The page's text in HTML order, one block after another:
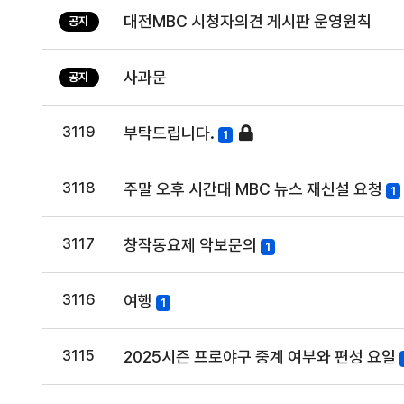
공지 대전MBC 시청자의견 게시판 운영원칙
공지 사과문
3119 부탁드립니다. 1
3118 주말 오후 시간대 MBC 뉴스 재신설 요청 1
3117 창작동요제 악보문의 1
3116 여행 1
3115 2025시즌 프로야구 중계 여부와 편성 요일